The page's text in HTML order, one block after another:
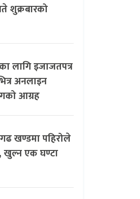
शुक्रबारको
लागि इजाजतपत्र
अनलाइन
आग्रह
खण्डमा पहिरोले
खुल्न एक घण्टा